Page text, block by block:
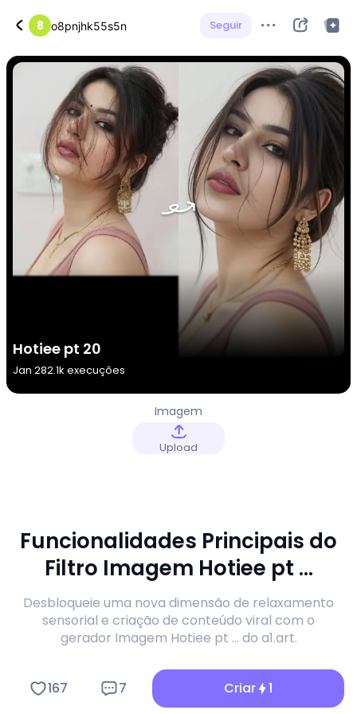
8 o8pnjhk55s5n Seguir
Hotiee pt 20
Jan 282.1k execuções
Imagem
Upload
Funcionalidades Principais do
Filtro Imagem Hotiee pt ...
Desbloqueie uma nova dimensão de relaxamento
sensorial e criação de conteúdo viral com o
gerador Imagem Hotiee pt ... do a1.art.
167 7 Criar 1